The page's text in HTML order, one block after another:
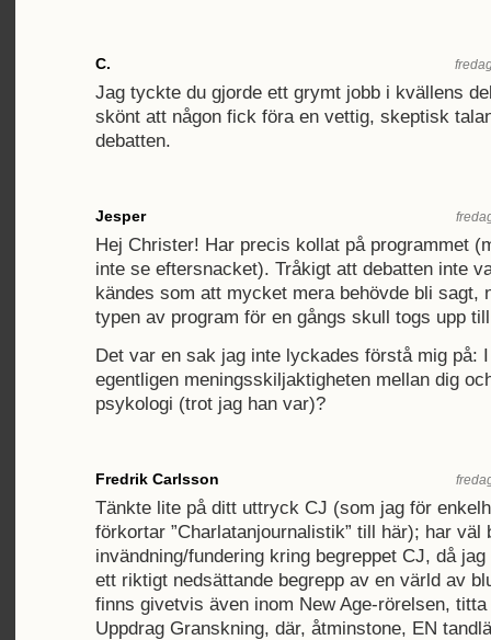
C.
Jag tyckte du gjorde ett grymt jobb i kvällens
skönt att någon fick föra en vettig, skeptisk
debatten.
Jesper
Hej Christer! Har precis kollat på programmet
inte se eftersnacket). Tråkigt att debatten inte
kändes som att mycket mera behövde bli sagt,
typen av program för en gångs skull togs upp
Det var en sak jag inte lyckades förstå mig på:
egentligen meningsskiljaktigheten mellan dig
psykologi (trot jag han var)?
Fredrik Carlsson
Tänkte lite på ditt uttryck CJ (som jag för
förkortar ”Charlatanjournalistik” till här); har väl
invändning/fundering kring begreppet CJ, då
ett riktigt nedsättande begrepp av en värld av
finns givetvis även inom New Age-rörelsen,
Uppdrag Granskning, där, åtminstone, EN